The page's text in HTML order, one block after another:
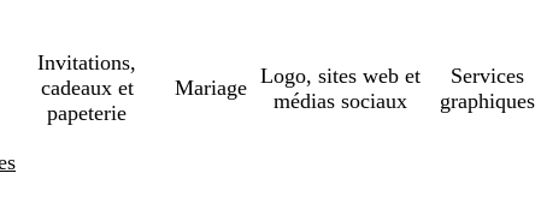
Invitations,
cadeaux et
papeterie
Mariage
Logo, sites web et
médias sociaux
Services
graphiques